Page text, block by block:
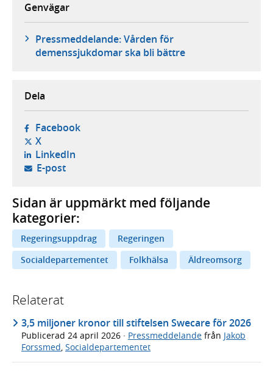
Genvägar
Pressmeddelande: Vården för
demenssjukdomar ska bli bättre
Dela
Facebook- öppnas i ny flik, extern webbplats,
X- öppnas i ny flik, extern webbplats,
LinkedIn- öppnas i ny flik, extern webbplats,
E-post- öppnar din e-postklient,
Sidan är uppmärkt med följande
kategorier:
Regeringsuppdrag
Regeringen
Socialdepartementet
Folkhälsa Äldreomsorg
Relaterat
3,5 miljoner kronor till stiftelsen Swecare för 2026
Publicerad 24 april 2026 · Pressmeddelande från Jakob
Forssmed Socialdepartementet